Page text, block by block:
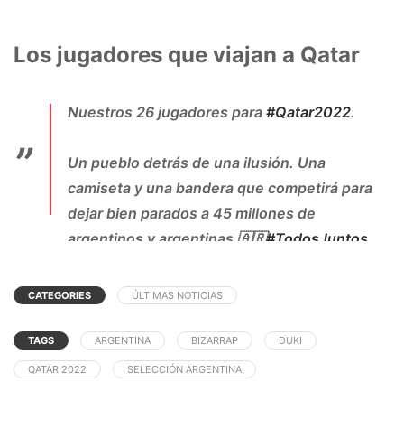
(@Argentina) November 11, 2022
Los jugadores que viajan a Qatar
Nuestros 26 jugadores para #Qatar2022.
Un pueblo detrás de una ilusión. Una
camiseta y una bandera que competirá para
dejar bien parados a 45 millones de
argentinos y argentinas 🇦🇷#TodosJuntos
— 🇦🇷 Selección Argentina ⭐⭐⭐
CATEGORIES ÚLTIMAS NOTICIAS
TAGS ARGENTINA BIZARRAP DUKI
QATAR 2022 SELECCIÓN ARGENTINA